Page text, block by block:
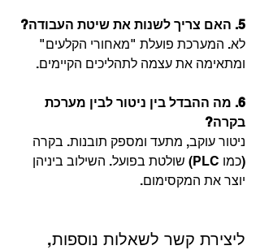
5. האם צריך לשנות את שיטת העבודה?
לא. המערכת פועלת "מאחורי הקלעים"
ומתאימה את עצמה לתהליכים הקיימים.
6. מה ההבדל בין ניטור לבין מערכת
בקרה?
ניטור עוקב, מתעד ומספק תובנות. בקרה
(כמו PLC) שולטת בפועל. השילוב ביניהן
יוצר את המקסימום.
ליצירת קשר לשאלות נוספות,